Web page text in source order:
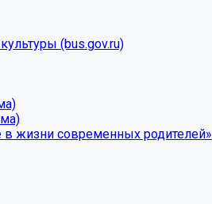
(bus.gov.ru)
в жизни современных родителей»